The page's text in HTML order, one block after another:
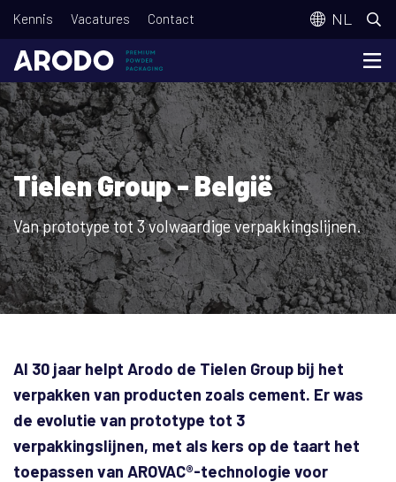
Overslaan
en
naar
de
inhoud
gaan
T
o
p
m
e
n
u
Kennis Vacatures Contact NL
Tielen Group - België
Van prototype tot 3 volwaardige verpakkingslijnen.
Al 30 jaar helpt Arodo de Tielen Group bij het
verpakken van producten zoals cement. Er was
de evolutie van prototype tot 3
verpakkingslijnen, met als kers op de taart het
toepassen van AROVAC®-technologie voor